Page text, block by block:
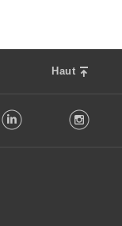
Haut
LinkedIn